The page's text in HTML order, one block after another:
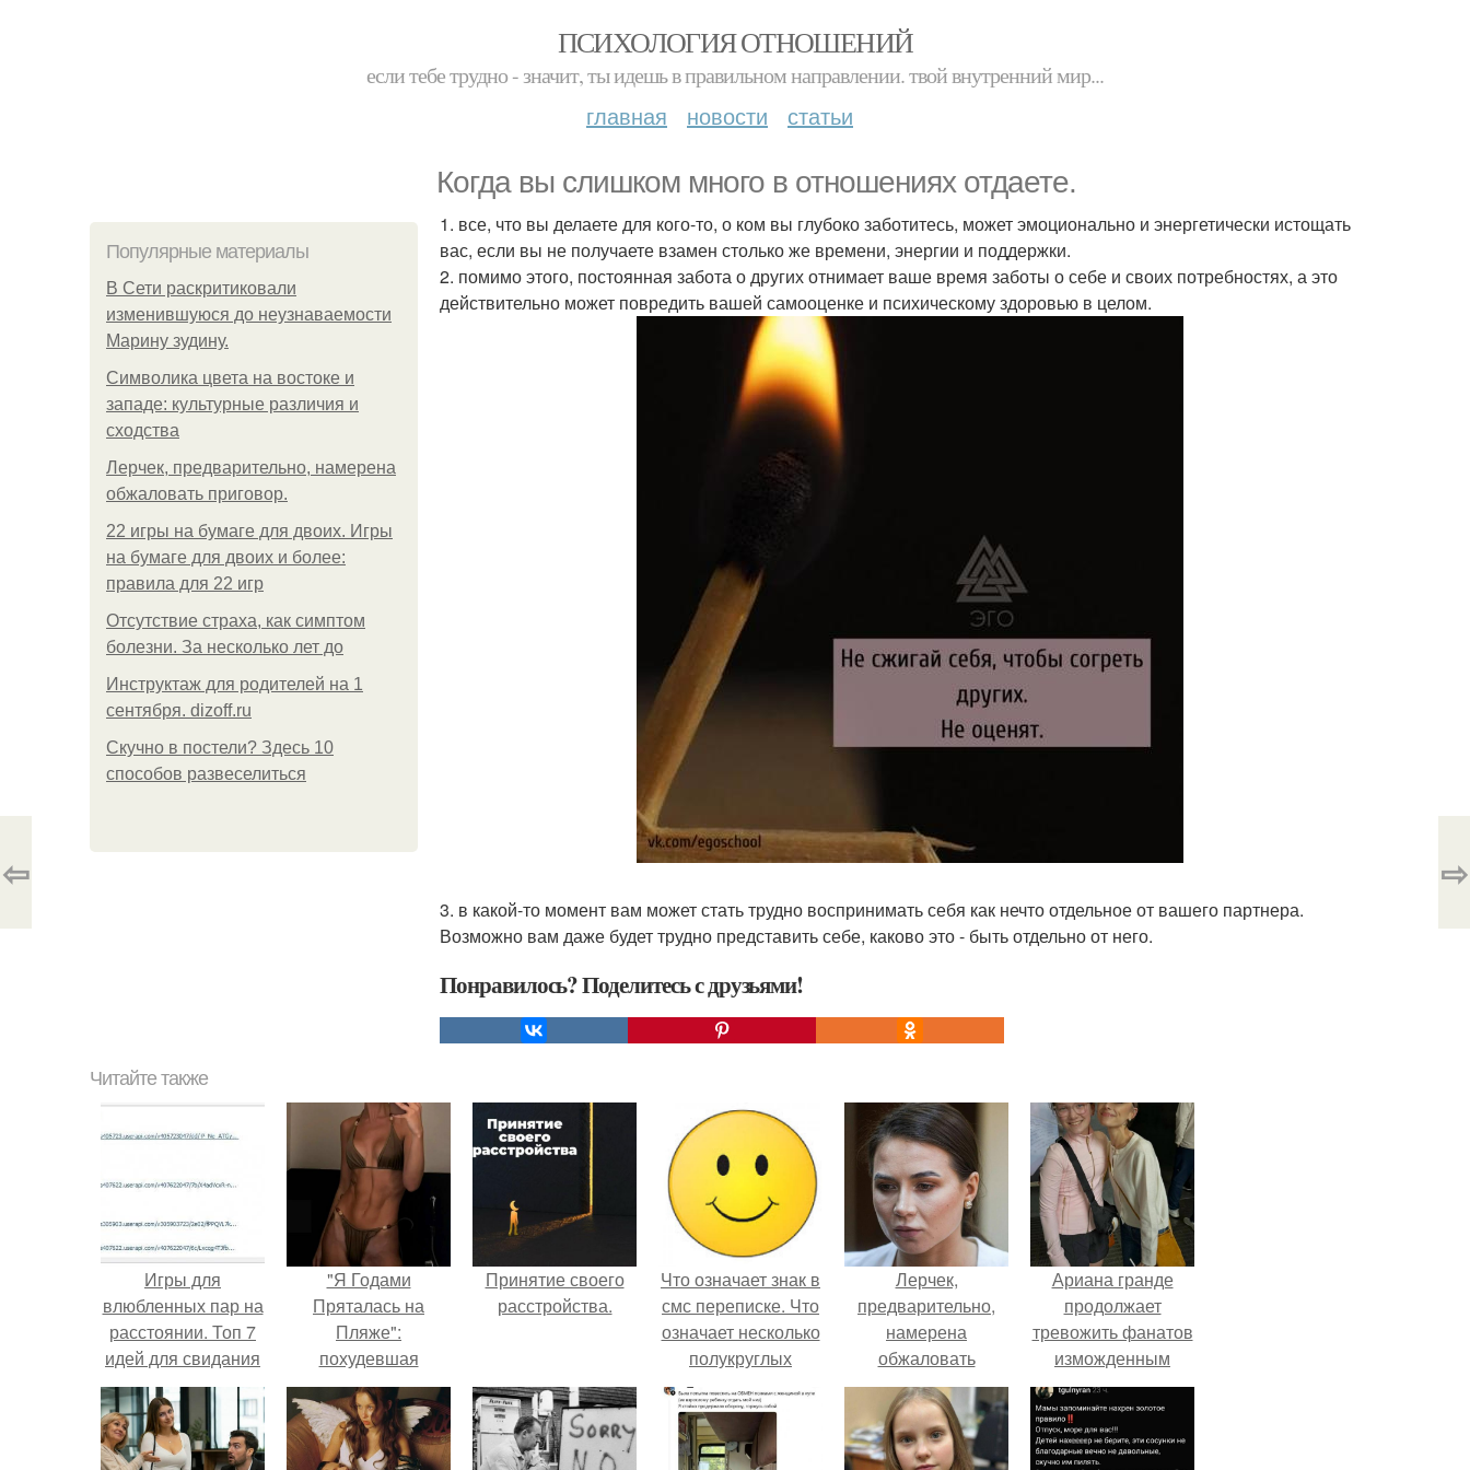
ПСИХОЛОГИЯ ОТНОШЕНИЙ
если тебе трудно - значит, ты идешь в правильном направлении. твой внутренний мир...
главная новости статьи
Когда вы слишком много в отношениях отдаете.
Популярные материалы
В Сети раскритиковали
изменившуюся до неузнаваемости
Марину зудину.
Символика цвета на востоке и
западе: культурные различия и
сходства
Лерчек, предварительно, намерена
обжаловать приговор.
22 игры на бумаге для двоих. Игры
на бумаге для двоих и более:
правила для 22 игр
Отсутствие страха, как симптом
болезни. За несколько лет до
Инструктаж для родителей на 1
сентября. dizoff.ru
Скучно в постели? Здесь 10
способов развеселиться
1. все, что вы делаете для кого-то, о ком вы глубоко заботитесь, может эмоционально и энергетически истощать
вас, если вы не получаете взамен столько же времени, энергии и поддержки.
2. помимо этого, постоянная забота о других отнимает ваше время заботы о себе и своих потребностях, а это
действительно может повредить вашей самооценке и психическому здоровью в целом.
3. в какой-то момент вам может стать трудно воспринимать себя как нечто отдельное от вашего партнера.
Возможно вам даже будет трудно представить себе, каково это - быть отдельно от него.
Понравилось? Поделитесь с друзьями!
⇦ ⇨
Читайте также
Игры для
влюбленных пар на
расстоянии. Топ 7
идей для свидания
на расстоянии
"Я Годами
Пряталась на
Пляже":
похудевшая
невестка Валерии
показала фигуру в
откровенном
купальнике.
Принятие своего
расстройства.
Что означает знак в
смс переписке. Что
означает несколько
полукруглых
скобочек в конце
предложения?
Лерчек,
предварительно,
намерена
обжаловать
приговор.
Ариана гранде
продолжает
тревожить фанатов
изможденным
Видом.